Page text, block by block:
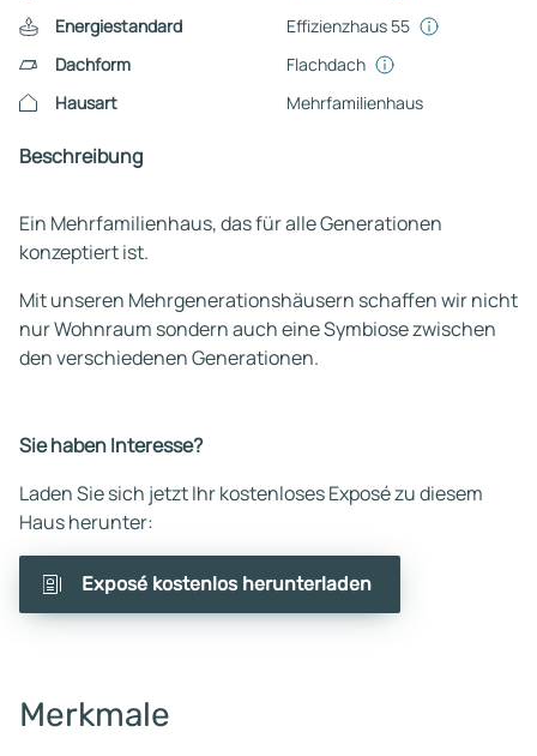
Energiestandard
Effizienzhaus 55
Dachform
Flachdach
Hausart
Mehrfamilienhaus
Beschreibung
Ein Mehrfamilienhaus, das für alle Generationen
konzeptiert ist.
Mit unseren Mehrgenerationshäusern schaffen wir nicht
nur Wohnraum sondern auch eine Symbiose zwischen
den verschiedenen Generationen.
Sie haben Interesse?
Laden Sie sich jetzt Ihr kostenloses Exposé zu diesem
Haus herunter:
Exposé kostenlos herunterladen
Merkmale